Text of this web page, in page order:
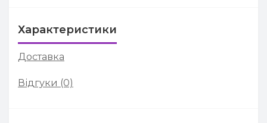
Характеристики
Доставка
Відгуки (0)